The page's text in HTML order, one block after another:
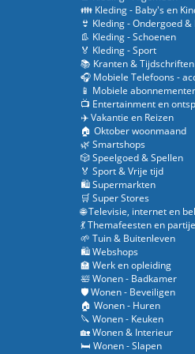
👪 Kleding - Baby's en
👙 Kleding - Ondergoed
👢 Kleding - Schoenen
🏅 Kleding - Sport
📚 Kranten & Tijdschriften
🎧 Mobiele Telefoons -
📱 Mobiele
📺 Entertainment en
✈️ Vakantie en Reizen
🏠 Oktober woonmaand
🌿 Smartshops
🎲 Speelgoed & Spellen
🏅 Sport & Vrije tijd
🛍️ Supermarkten
🛒 Super Stores
🌐 Televisie, internet en
💃 Themafeesten en
🌱 Tuin & Buitenleven
🛍️ Webshops
🏫 Werk en opleiding
🛀 Wonen - Badkamer
🛡️ Wonen - Beveiligen
🏠 Wonen - Huren
🔪 Wonen - Keuken
🏡 Wonen & Interieur
🛏️ Wonen - Slapen